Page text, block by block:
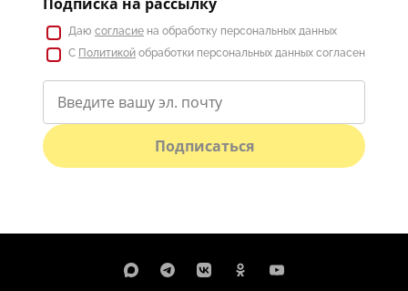
Даю согласие на обработку персональных данных
С Политикой обработки персональных данных согласен
Подписаться